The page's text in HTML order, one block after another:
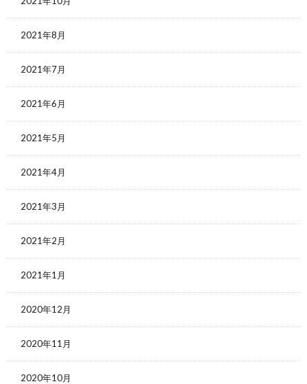
2021年8月
2021年7月
2021年6月
2021年5月
2021年4月
2021年3月
2021年2月
2021年1月
2020年12月
2020年11月
2020年10月